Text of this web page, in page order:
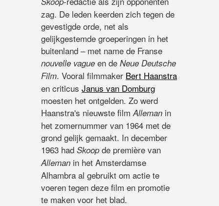
zag. De leden keerden zich tegen de
gevestigde orde, net als
gelijkgestemde groeperingen in het
buitenland – met name de Franse
nouvelle vague en de Neue Deutsche
Film. Vooral filmmaker Bert Haanstra
en criticus Janus van Domburg
moesten het ontgelden. Zo werd
Haanstra's nieuwste filmAlleman in
het zomernummer van 1964 met de
grond gelijk gemaakt. In december
1963 had Skoop de première van
Alleman in het Amsterdamse
Alhambra al gebruikt om actie te
voeren tegen deze film en promotie
te maken voor het blad.